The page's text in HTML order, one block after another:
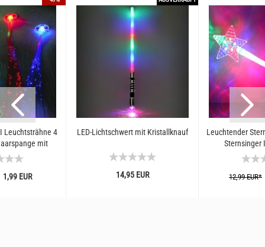
Leuchtsträhne 4
mit
Haarschmuck...
EUR
LED-Lichtschwert mit Kristallknauf
14,95 EUR
Leuchtender
Sternsinger
12,99 EUR*